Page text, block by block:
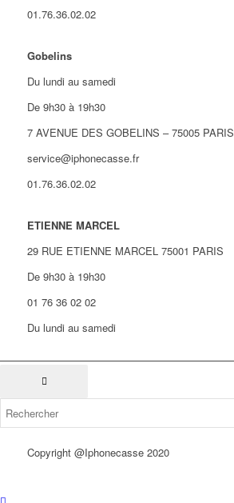
01.76.36.02.02
Gobelins
Du lundi au samedi
De 9h30 à 19h30
7 AVENUE DES GOBELINS – 75005 PARIS
service@iphonecasse.fr
01.76.36.02.02
ETIENNE MARCEL
29 RUE ETIENNE MARCEL 75001 PARIS
De 9h30 à 19h30
01 76 36 02 02
Du lundi au samedi
Copyright @Iphonecasse 2020